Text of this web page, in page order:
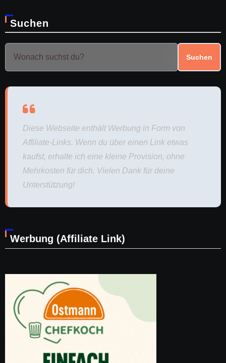
Suchen
Suchen
Diese Webseite enthält Werbung in Form von
Affiliate-Links. Wenn du über einen Link etwas
kaufst, erhalte ich eine kleine Provision, ohne
Mehrkosten für dich. Vielen Dank für deine
Unterstützung!
Werbung (Affiliate Link)